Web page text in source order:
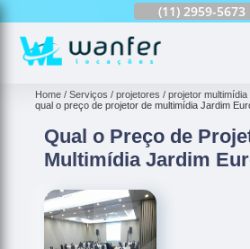
(11) 2959-5673
Home Serviços projetores
projetor multimídia
qual o preço de projetor de multimídia Jardim
Qual o Preço de
Multimídia Jardim